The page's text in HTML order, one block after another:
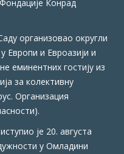
Конрад
организовао округли
Европи и Евроазији и
еминентних гостију из
за колективну
Организация
је 20. августа
у Омладини